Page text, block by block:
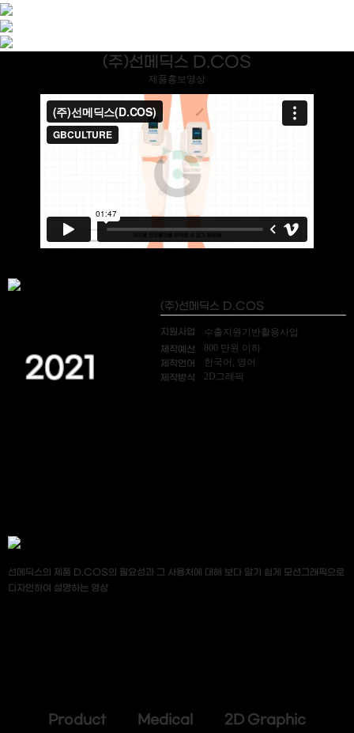
(주)선메딕스 D.COS
제품홍보영상
2021
(주)선메딕스 D.COS
지원사업 수출지원기반활용사업
제작예산 800 만원 이하
제작언어 한국어, 영어
제작방식 2D그래픽
선메딕스의 제품 D.COS의 필요성과 그 사용처에 대해 보다 알기 쉽게 모션그래픽으로
디자인하여 설명하는 영상
Product Medical 2D Graphic